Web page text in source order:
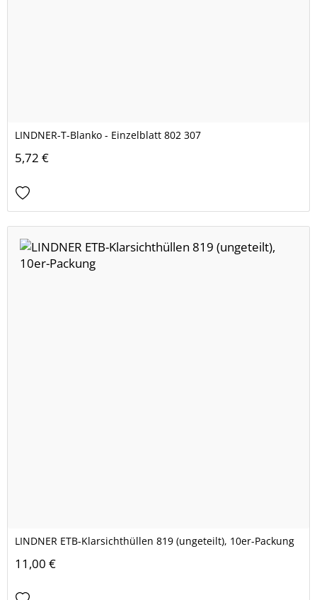
LINDNER-T-Blanko - Einzelblatt 802 307
5,72 €
LINDNER ETB-Klarsichthüllen 819 (ungeteilt), 10er-Packung
11,00 €